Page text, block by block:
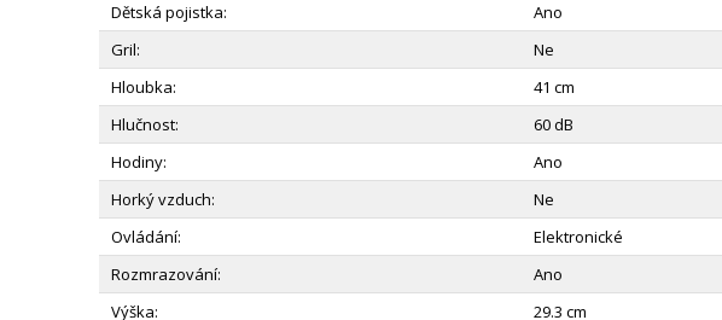
Dětská pojistka:
Ano
Gril:
Ne
Hloubka:
41 cm
Hlučnost:
60 dB
Hodiny:
Ano
Horký vzduch:
Ne
Ovládání:
Elektronické
Rozmrazování:
Ano
Výška:
29.3 cm